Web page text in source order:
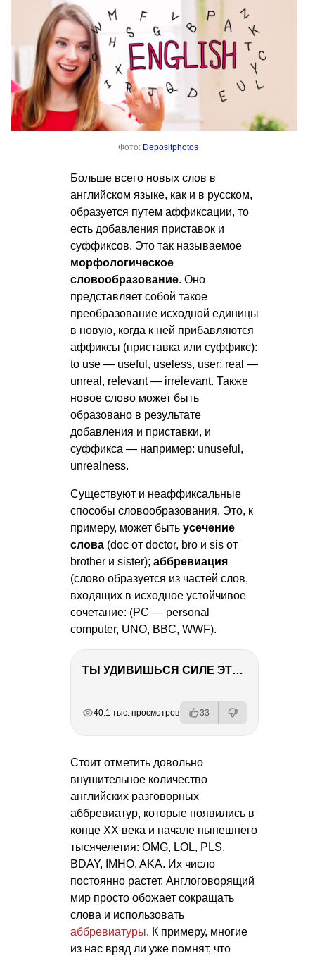
Фото: Depositphotos
Больше всего новых слов в
английском языке, как и в русском,
образуется путем аффиксации, то
есть добавления приставок и
суффиксов. Это так называемое
морфологическое
словообразование. Оно
представляет собой такое
преобразование исходной единицы
в новую, когда к ней прибавляются
аффиксы (приставка или суффикс):
to use — useful, useless, user; real —
unreal, relevant — irrelevant. Также
новое слово может быть
образовано в результате
добавления и приставки, и
суффикса — например: unuseful,
unrealness.
Существуют и неаффиксальные
способы словообразования. Это, к
примеру, может быть усечение
слова (doc от doctor, bro и sis от
brother и sister); аббревиация
(слово образуется из частей слов,
входящих в исходное устойчивое
сочетание: (PC — personal
computer, UNO, BBC, WWF).
ТЫ УДИВИШЬСЯ СИЛЕ ЭТО ЧЕЛОВЕКА! Блог о нашей поездке в Вышний Волочек
40.1 тыс. просмотров 33
Стоит отметить довольно
внушительное количество
английских разговорных
аббревиатур, которые появились в
конце ХХ века и начале нынешнего
тысячелетия: OMG, LOL, PLS,
BDAY, IMHO, AKA. Их число
постоянно растет. Англоговорящий
мир просто обожает сокращать
слова и использовать
аббревиатуры. К примеру, многие
из нас вряд ли уже помнят, что